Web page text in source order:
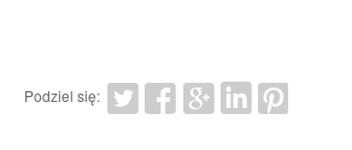
Podziel się: